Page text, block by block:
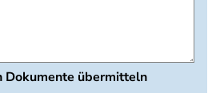
Dokumente übermitteln